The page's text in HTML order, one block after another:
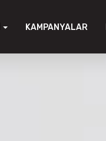
KAMPANYALAR